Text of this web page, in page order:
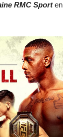
RMC Sporten